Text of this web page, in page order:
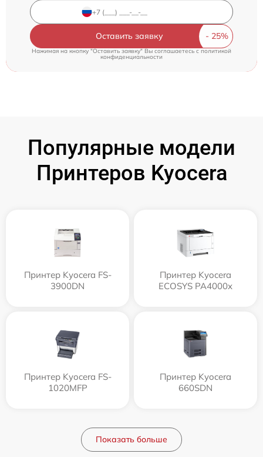
Оставить заявку
Нажимая на кнопку "Оставить заявку" Вы соглашаетесь c политикой
конфиденциальности
Популярные модели
Принтеров Kyocera
Принтер Kyocera FS-
3900DN
Принтер Kyocera
ECOSYS PA4000x
Принтер Kyocera FS-
1020MFP
Принтер Kyocera
660SDN
Показать больше